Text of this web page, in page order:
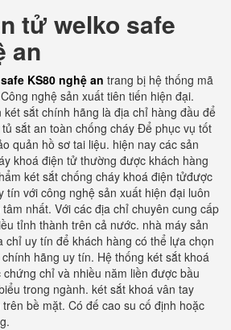
tử welko safe
an
KS80 nghệ an trang bị hệ thống mã
nghệ sản xuất tiên tiến hiện đại.
sắt chính hãng là địa chỉ hàng đầu để
sắt an toàn chống cháy Để phục vụ tốt
quản hồ sơ tai liệu. hiện nay các sản
khoá điện tử thường được khách hàng
két sắt chống cháy khoá điện tửđược
tín với công nghệ sản xuất hiện đại luôn
nhất. Với các địa chỉ chuyên cung cấp
tỉnh thành trên cả nước. nhà máy sản
chỉ uy tín để khách hàng có thể lựa chọn
hãng uy tín. Hệ thống két sắt khoá
chỉ và nhiều năm liền được bầu
trong ngành. két sắt khoá vân tay
bề mặt. Có đế cao su cố định hoặc